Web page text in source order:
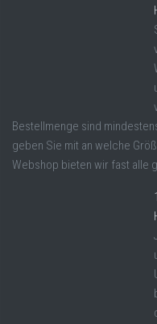
Bestellmenge sind
geben Sie mit an welche
Webshop bieten wir fast alle